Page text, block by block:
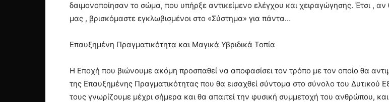
δαιμονοποίησαν το σώμα, που υπήρξε αντικείμενο ελέγχου και χειραγώγησης. Έτσι
μας , βρισκόμαστε εγκλωβισμένοι στο «Σύστημα» για πάντα…
Επαυξημένη Πραγματικότητα και Μαγικά Υβριδικά Τοπία
Η Εποχή που βιώνουμε ακόμη προσπαθεί να αποφασίσει τον τρόπο με τον οποίο θα
της Επαυξημένης Πραγματικότητας που θα εισαχθεί σύντομα στο σύνολο του Δυτικού
τους γνωρίζουμε μέχρι σήμερα και θα απαιτεί την φυσική συμμετοχή του ανθρώπου,